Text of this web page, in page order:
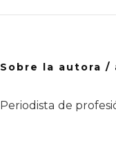
Sobre la autora /
Periodista de